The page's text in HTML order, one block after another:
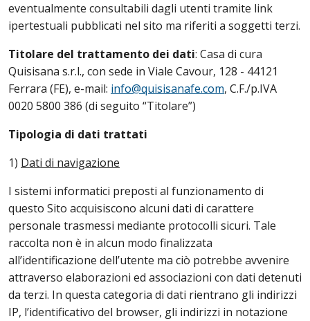
eventualmente consultabili dagli utenti tramite link
ipertestuali pubblicati nel sito ma riferiti a soggetti terzi.
Titolare del trattamento dei dati: Casa di cura
Quisisana s.r.l., con sede in Viale Cavour, 128 - 44121
Ferrara (FE), e-mail: info@quisisanafe.com, C.F./p.IVA
0020 5800 386 (di seguito “Titolare”)
Tipologia di dati trattati
1) Dati di navigazione
I sistemi informatici preposti al funzionamento di
questo Sito acquisiscono alcuni dati di carattere
personale trasmessi mediante protocolli sicuri. Tale
raccolta non è in alcun modo finalizzata
all’identificazione dell’utente ma ciò potrebbe avvenire
attraverso elaborazioni ed associazioni con dati detenuti
da terzi. In questa categoria di dati rientrano gli indirizzi
IP, l’identificativo del browser, gli indirizzi in notazione